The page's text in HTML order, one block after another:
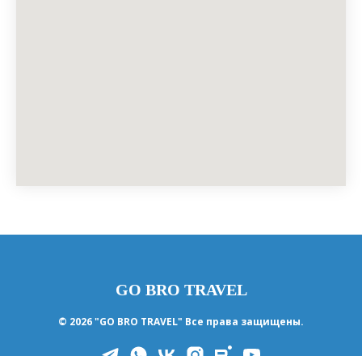
GO BRO TRAVEL
© 2026 "GO BRO TRAVEL" Все права защищены.